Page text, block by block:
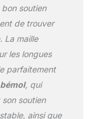
la pression
sur votre
de
VOTRE
: le
en maille de
soutien
de trouver
La maille
les longues
parfaitement
, qui
son soutien
ainsi que